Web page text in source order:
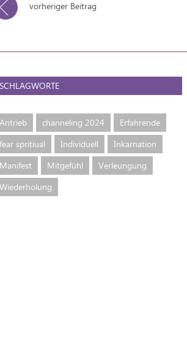
vorheriger Beitrag
SCHLAGWORTE
Antrieb channeling 2024
Erfahrende
fear spritiual
Individuell
Inkarnation
Manifest
Mitgefühl
Verleungung
Wiederholung